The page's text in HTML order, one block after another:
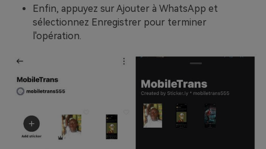
Enfin, appuyez sur Ajouter à WhatsApp et
sélectionnez Enregistrer pour terminer
l'opération.